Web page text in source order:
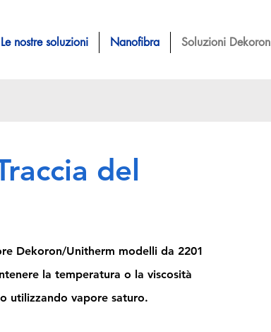
Le nostre soluzioni Nanofibra Soluzioni Dekoron
del
Dekoron/Unitherm modelli da 2201
la temperatura o la viscosità
utilizzando vapore saturo.